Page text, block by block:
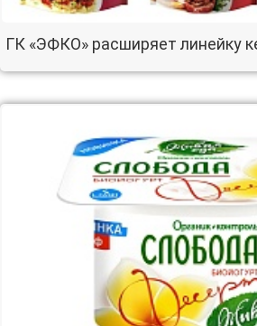
ГК «ЭФКО» расширяет линейку